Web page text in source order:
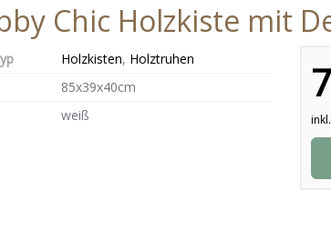
Chic Holzkiste mit
Holzkisten, Holztruhen
85x39x40cm
weiß